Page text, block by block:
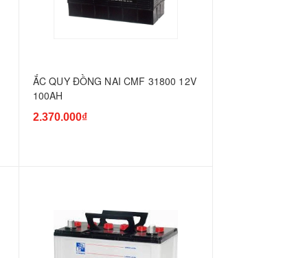
ẮC QUY ĐỒNG NAI CMF 31800 12V
100AH
2.370.000₫